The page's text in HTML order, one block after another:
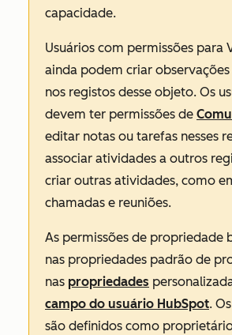
capacidade.
Usuários com permissões para
ainda podem criar
nos registos desse objeto. Os
devem ter permissões de
editar notas ou tarefas nesses
associar atividades a outros
criar outras atividades, como
chamadas e reuniões.
As permissões de propriedade
nas propriedades padrão de
nas propriedades
campo do usuário HubSpot.
são definidos como